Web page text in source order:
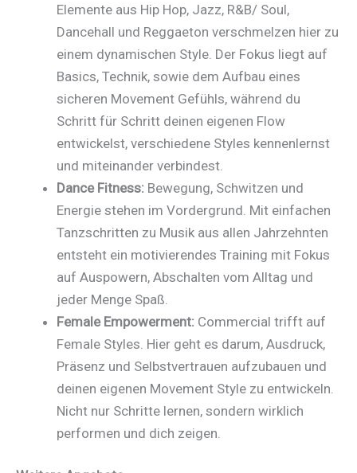
Elemente aus Hip Hop, Jazz, R&B/ Soul,
Dancehall und Reggaeton verschmelzen hier zu
einem dynamischen Style. Der Fokus liegt auf
Basics, Technik, sowie dem Aufbau eines
sicheren Movement Gefühls, während du
Schritt für Schritt deinen eigenen Flow
entwickelst, verschiedene Styles kennenlernst
und miteinander verbindest.
Dance Fitness: Bewegung, Schwitzen und
Energie stehen im Vordergrund. Mit einfachen
Tanzschritten zu Musik aus allen Jahrzehnten
entsteht ein motivierendes Training mit Fokus
auf Auspowern, Abschalten vom Alltag und
jeder Menge Spaß.
Female Empowerment: Commercial trifft auf
Female Styles. Hier geht es darum, Ausdruck,
Präsenz und Selbstvertrauen aufzubauen und
deinen eigenen Movement Style zu entwickeln.
Nicht nur Schritte lernen, sondern wirklich
performen und dich zeigen.